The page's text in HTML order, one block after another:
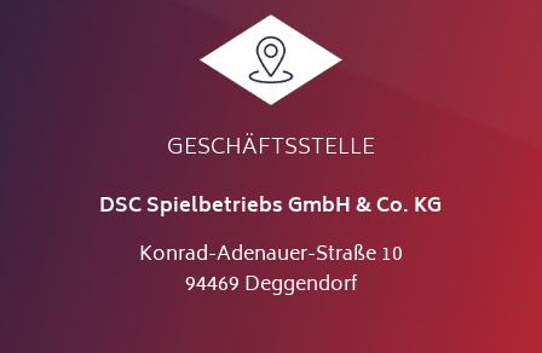
GESCHÄFTSSTELLE
DSC Spielbetriebs GmbH & Co. KG
Konrad-Adenauer-Straße 10
94469 Deggendorf